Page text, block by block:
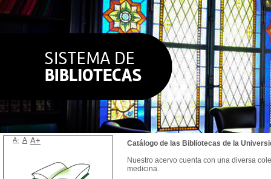
Catálogo de las Bibliotecas de la
Nuestro acervo cuenta con una diversa
medicina.
A- A A+